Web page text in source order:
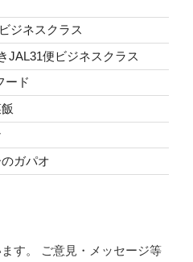
ジネスクラス
JAL31便ビジネスクラス
ード
ガパオ
す。 ご意見・メッセージ等